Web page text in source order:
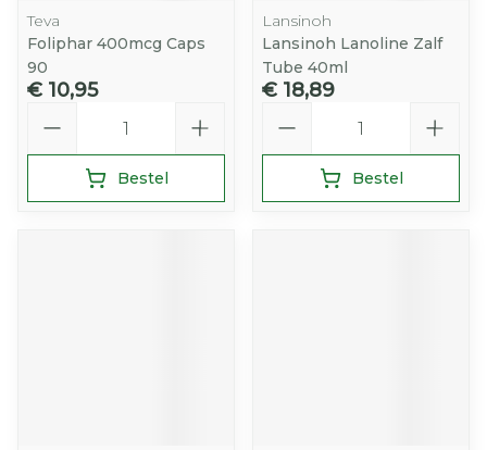
Teva
Foliphar 400mcg Caps
90
€ 10,95
Bestel
Lansinoh
Lansinoh Lanoline Zalf
Tube 40ml
€ 18,89
Bestel